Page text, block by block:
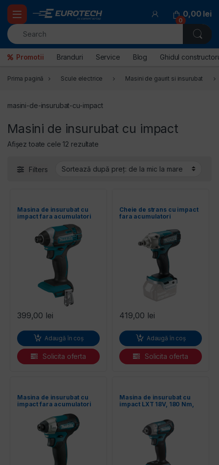
Skip to navigation
Skip to content
0
0,00 lei
Promotii Branduri Service Blog Ghidul
Prima pagină Scule electrice Masini de gaurit si insurubat
masini-de-insurubat-cu-impact
Masini de insurubat cu impact
Afișez toate cele 12 rezultateSortat după preț: de la mic la mare
Filters
Masina de insurubat cu
impact fara acumulatori
DTD152Z MAKITA
399,00 lei
Adaugă în coș
Solicita oferta
Cheie de strans cu impact
fara acumulatori
419,00 lei
Adaugă în coș
Solicita oferta
Masina de insurubat cu
impact fara acumulatori
Masina de insurubat cu
impact LXT 18V, 180 Nm,